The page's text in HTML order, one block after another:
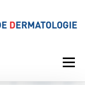
Meniu